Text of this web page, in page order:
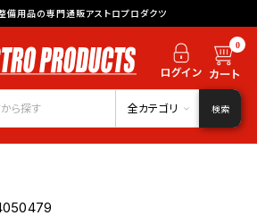
備用品の専門通販アストロプロダクツ
0
全カテゴリ 検索